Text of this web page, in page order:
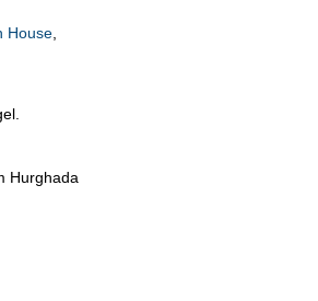
House
Hurghada